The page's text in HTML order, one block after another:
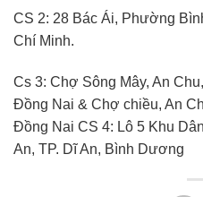
CS 2: 28 Bác Ái, Phường
Chí Minh.
Cs 3: Chợ Sông Mây, An
Đồng Nai & Chợ chiều, An
Đồng Nai CS 4: Lô 5 Khu
An, TP. Dĩ An, Bình Dương